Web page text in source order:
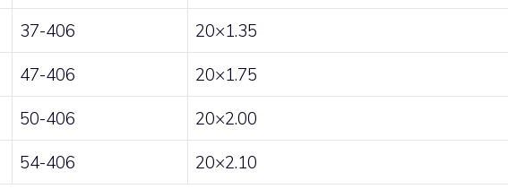
37-406 20×1.35
47-406 20×1.75
50-406 20×2.00
54-406 20×2.10